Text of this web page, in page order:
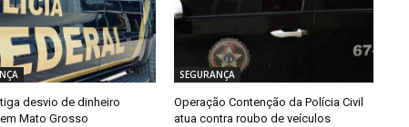
desvio de dinheiro
Mato Grosso
SEGURANÇA
Operação Contenção da Polícia Civil
atua contra roubo de veículos